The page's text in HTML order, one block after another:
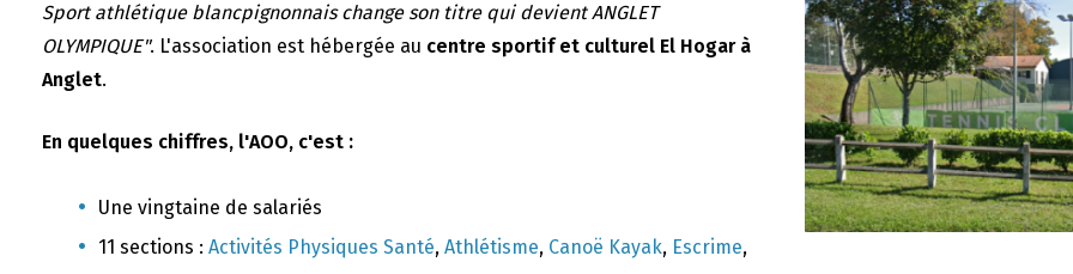
Sport athlétique blancpignonnais change son titre qui devient ANGLET
OLYMPIQUE". L'association est hébergée au centre sportif et culturel El Hogar à
Anglet.
En quelques chiffres, l'AOO, c'est :
Une vingtaine de salariés
11 sections : Activités Physiques Santé, Athlétisme, Canoë Kayak, Escrime,